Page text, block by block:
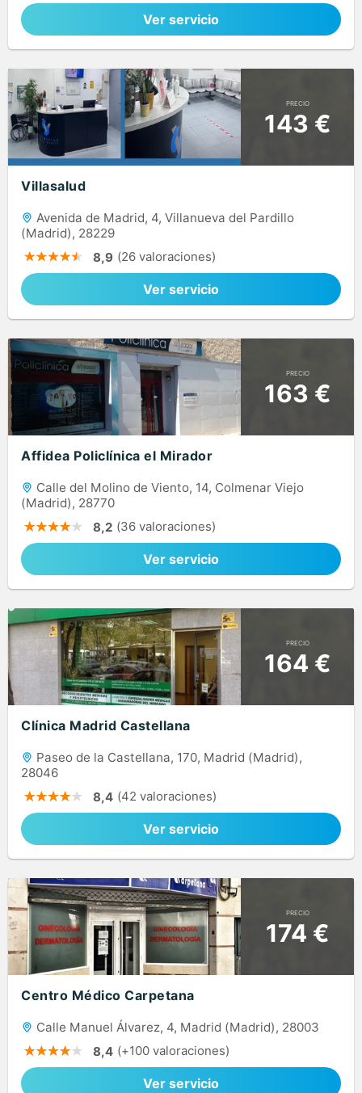
Ver servicio
PRECIO
143 €
Villasalud
Avenida de Madrid, 4, Villanueva del Pardillo
(Madrid), 28229
8,9 (26 valoraciones)
Ver servicio
PRECIO
163 €
Affidea Policlínica el Mirador
Calle del Molino de Viento, 14, Colmenar Viejo
(Madrid), 28770
8,2 (36 valoraciones)
Ver servicio
PRECIO
164 €
Clínica Madrid Castellana
Paseo de la Castellana, 170, Madrid (Madrid),
28046
8,4 (42 valoraciones)
Ver servicio
PRECIO
174 €
Centro Médico Carpetana
Calle Manuel Álvarez, 4, Madrid (Madrid), 28003
8,4 (+100 valoraciones)
Ver servicio